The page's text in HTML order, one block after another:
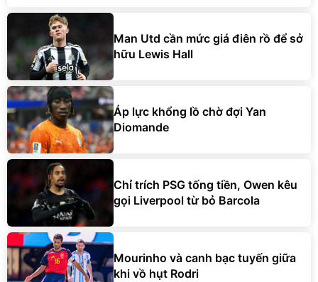
Man Utd cần mức giá điên rồ để sở
hữu Lewis Hall
Áp lực khổng lồ chờ đợi Yan
Diomande
Chỉ trích PSG tống tiền, Owen kêu
gọi Liverpool từ bỏ Barcola
Mourinho và canh bạc tuyến giữa
khi vồ hụt Rodri